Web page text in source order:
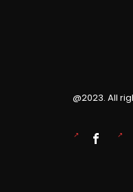
@2023. All